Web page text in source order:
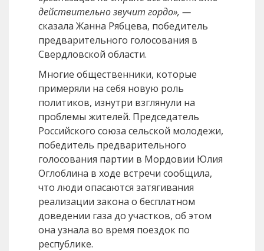
действительно звучит гордо», —
сказала Жанна Рябцева, победитель
предварительного голосования в
Свердловской области.
Многие общественники, которые
примеряли на себя новую роль
политиков, изнутри взглянули на
проблемы жителей. Председатель
Российского союза сельской молодежи,
победитель предварительного
голосования партии в Мордовии Юлия
Оглоблина в ходе встречи сообщила,
что люди опасаются затягивания
реализации закона о бесплатном
доведении газа до участков, об этом
она узнала во время поездок по
республике.